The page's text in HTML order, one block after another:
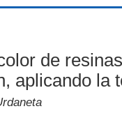
de
aplicando la